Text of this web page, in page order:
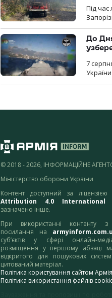
Під час
До
7
© 2018 - 2026, ІНФОРМАЦІЙНЕ
Міністерство оборони України
Контент доступний за ліцензією
Attribution 4.0 International
зазначено інше.
При використанні контенту з
посилання на
суб’єктів у сфері онлайн-
розміщення у першому абзаці
відкритого для пошукових
цитований матеріал.
Політика користування сайтом
Політика використання файлів